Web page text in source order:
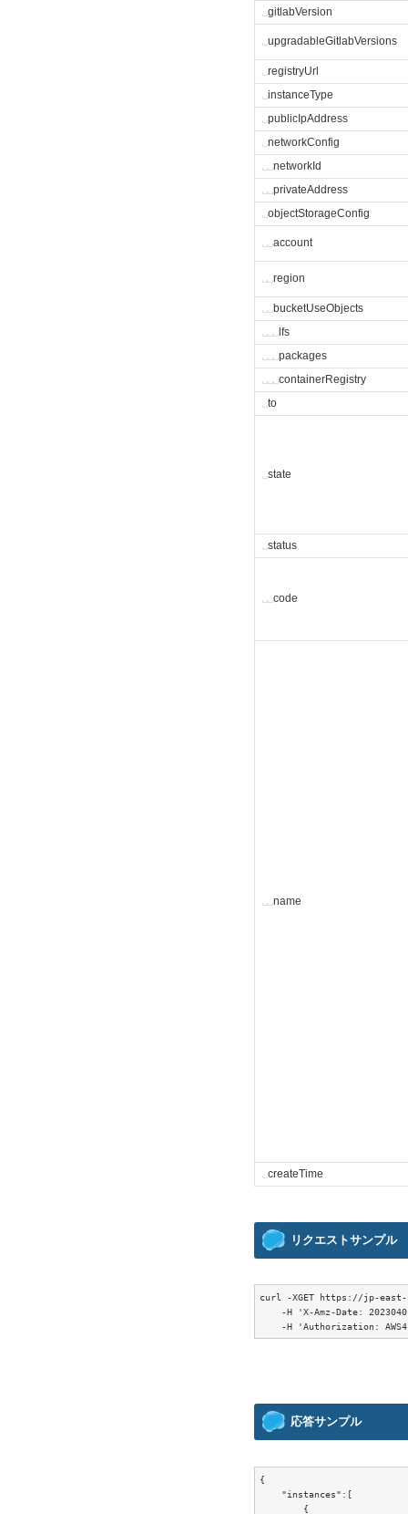
␣gitlabVersion
␣upgradableGitlabVersions
␣registryUrl
␣instanceType
␣publicIpAddress
␣networkConfig
␣␣networkId
␣␣privateAddress
␣objectStorageConfig
␣␣account
␣␣region
␣␣bucketUseObjects
␣␣␣ lfs
␣␣␣packages
␣␣␣containerRegistry
␣to
␣state
␣status
␣␣code
␣␣name
␣createTime
リクエストサンプル
curl -XGET https://jp-east-
-H 'X-Amz-Date:
応答サンプル
{
    "instances":[
        {